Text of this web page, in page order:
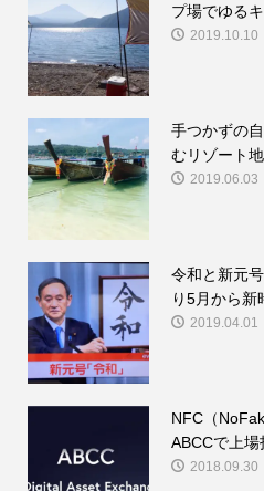
プ場でゆる
2019.10.10
手つかずの
むリゾート
2019.06.03
令和と新元
り5月から新
2019.04.01
NFC（
ABCCで上場
2018.09.30